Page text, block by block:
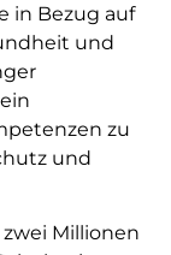
in Bezug auf
und
zu
und
Millionen